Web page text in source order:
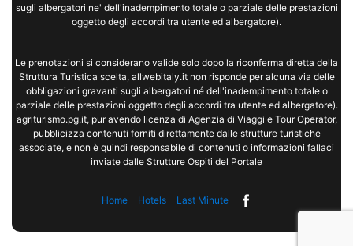
sugli albergatori ne' dell'inadempimento totale o parziale delle prestazioni
oggetto degli accordi tra utente ed albergatore).
Le prenotazioni si considerano valide solo dopo la riconferma diretta della
Struttura Turistica scelta, allwebitaly.it non risponde per alcuna via delle
obbligazioni gravanti sugli albergatori né dell'inadempimento totale o
parziale delle prestazioni oggetto degli accordi tra utente ed albergatore).
agriturismo.pg.it, pur avendo licenza di Agenzia di Viaggi e Tour Operator,
pubblicizza contenuti forniti direttamente dalle strutture turistiche
associate, e non è quindi responsabile di contenuti o informazioni fallaci
inviate dalle Strutture Ospiti del Portale
Home Hotels Last Minute